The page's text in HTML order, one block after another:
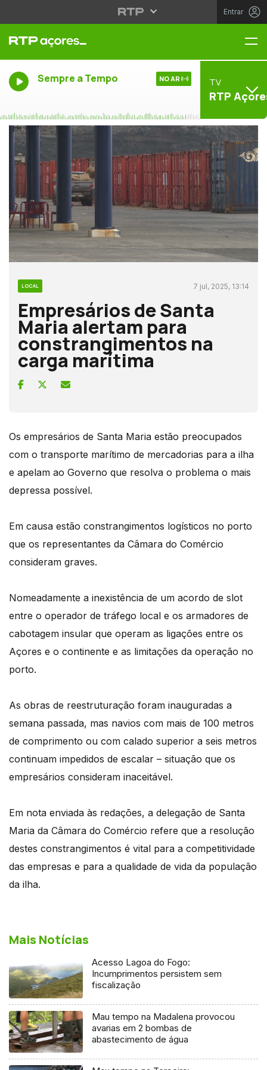
Entrar
Sempre a Tempo NO AR TV
RTP
LOCAL 7 jul, 2025, 13:14
Empresários de Santa
Maria alertam para
constrangimentos na
carga marítima
Os empresários de Santa Maria estão preocupados
com o transporte marítimo de mercadorias para a ilha
e apelam ao Governo que resolva o problema o mais
depressa possível.
Em causa estão constrangimentos logísticos no porto
que os representantes da Câmara do Comércio
consideram graves.
Nomeadamente a inexistência de um acordo de slot
entre o operador de tráfego local e os armadores de
cabotagem insular que operam as ligações entre os
Açores e o continente e as limitações da operação no
porto.
As obras de reestruturação foram inauguradas a
semana passada, mas navios com mais de 100 metros
de comprimento ou com calado superior a seis metros
continuam impedidos de escalar – situação que os
empresários consideram inaceitável.
Em nota enviada às redações, a delegação de Santa
Maria da Câmara do Comércio refere que a resolução
destes constrangimentos é vital para a competitividade
das empresas e para a qualidade de vida da população
da ilha.
Mais Notícias
Acesso Lagoa do Fogo:
Incumprimentos persistem sem
fiscalização
Mau tempo na Madalena provocou
avarias em 2 bombas de
abastecimento de água